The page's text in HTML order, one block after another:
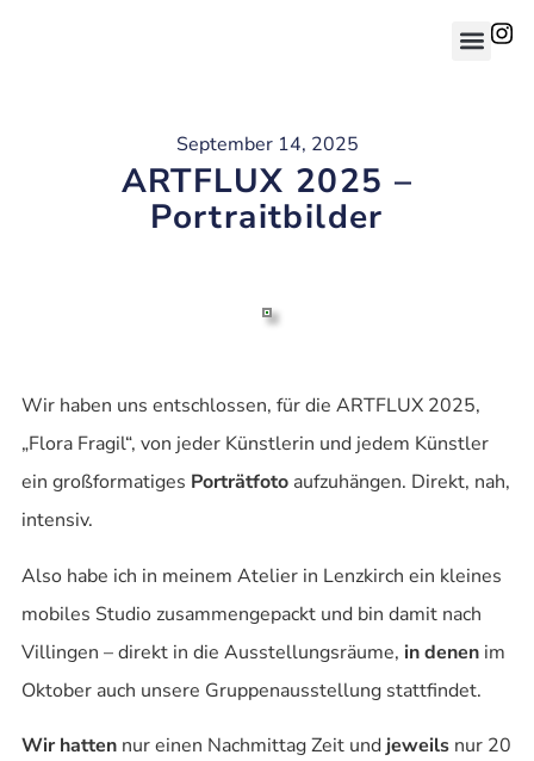
September 14, 2025
ARTFLUX 2025 –
Portraitbilder
Wir haben uns entschlossen, für die ARTFLUX 2025,
„Flora Fragil“, von jeder Künstlerin und jedem Künstler
ein großformatiges Porträtfotoaufzuhängen. Direkt, nah,
intensiv.
Also habe ich in meinem Atelier in Lenzkirch ein kleines
mobiles Studio zusammengepackt und bin damit nach
Villingen – direkt in die Ausstellungsräume, in denenim
Oktober auch unsere Gruppenausstellung stattfindet.
Wir hattennur einen Nachmittag Zeit und jeweilsnur 20